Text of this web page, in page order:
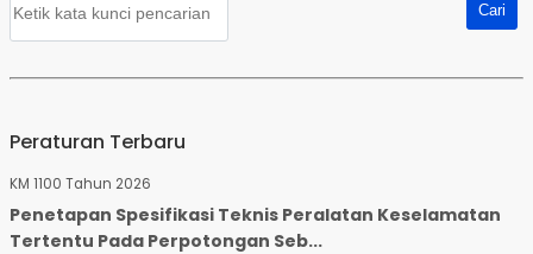
Peraturan Terbaru
KM 1100 Tahun 2026
Penetapan Spesifikasi Teknis Peralatan Keselamatan
Tertentu Pada Perpotongan Seb...